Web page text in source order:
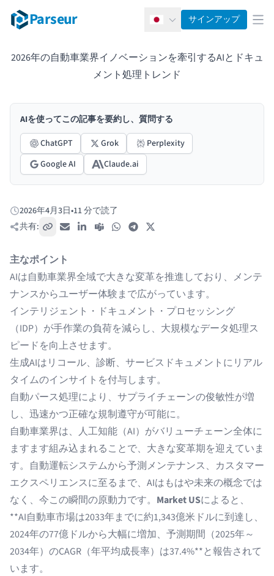
Parseur 日本語サインアップ メ
2026年の自動車業界イノベーションを牽引するAIとドキュ
メント処理トレンド
AIを使ってこの記事を要約し、質問する
ChatGPT
Grok
Perplexity
Google AI
Claude.ai
公開日:
2026年4月3日•11 分で読了
共有:
リンクをコピー
メールLinkedIn
Teams WhatsAppTelegram
主なポイント
AIは自動車業界全域で大きな変革を推進しており、メンテ
ナンスからユーザー体験まで広がっています。
インテリジェント・ドキュメント・プロセッシング
（IDP）が手作業の負荷を減らし、大規模なデータ処理ス
ピードを向上させます。
生成AIはリコール、診断、サービスドキュメントにリアル
タイムのインサイトを付与します。
自動パース処理により、サプライチェーンの俊敏性が増
し、迅速かつ正確な規制遵守が可能に。
自動車業界は、人工知能（AI）がバリューチェーン全体に
ますます組み込まれることで、大きな変革期を迎えていま
す。自動運転システムから予測メンテナンス、カスタマー
エクスペリエンスに至るまで、AIはもはや未来の概念では
なく、今この瞬間の原動力です。 Market USによると、
**AI自動車市場は2033年までに約1,343億米ドルに到達し、
2024年の77億ドルから大幅に増加、予測期間（2025年～
2034年）のCAGR（年平均成長率）は37.4%**と報告されて
います。